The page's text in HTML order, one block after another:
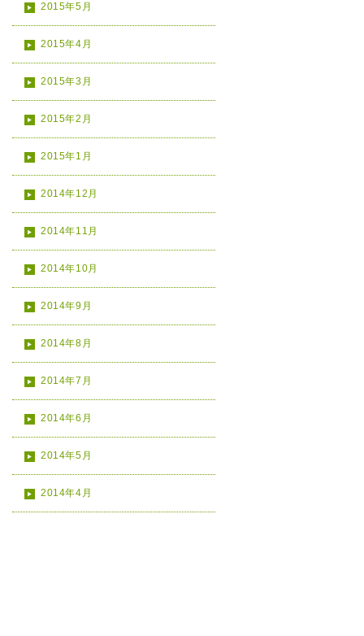
2015年5月
2015年4月
2015年3月
2015年2月
2015年1月
2014年12月
2014年11月
2014年10月
2014年9月
2014年8月
2014年7月
2014年6月
2014年5月
2014年4月